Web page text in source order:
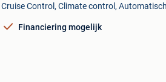
Cruise Control, Climate control,
Financiering mogelijk